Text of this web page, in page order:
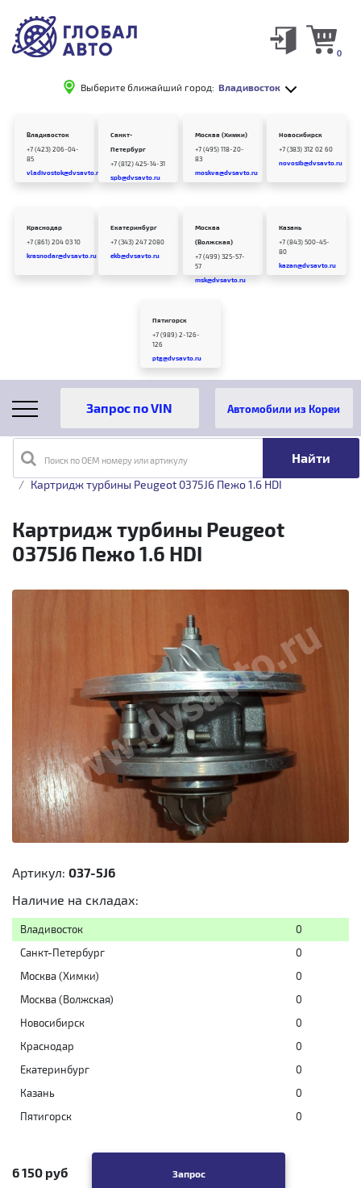
Выберите ближайший город: Владивосток
0
Владивосток
+7 (423) 206-04-
85
vladivostok@dvsavto.ru
Санкт-
Петербург
+7 (812) 425-14-31
spb@dvsavto.ru
Москва (Химки)
+7 (495) 118-20-
83
moskva@dvsavto.ru
Новосибирск
+7 (383) 312 02 60
novosib@dvsavto.ru
Краснодар
+7 (861) 204 03 10
krasnodar@dvsavto.ru
Екатеринбург
+7 (343) 247 2080
ekb@dvsavto.ru
Москва
(Волжская)
+7 (499) 325-57-
57
msk@dvsavto.ru
Казань
+7 (843) 500-45-
80
kazan@dvsavto.ru
Пятигорск
+7 (989) 2-126-
126
ptg@dvsavto.ru
Поиск по OEM номеру или артикулу
Автомобили из Кореи
Главная
Каталог товаров
Картридж турбины Peugeot 0375J6 Пежо 1.6 HDI
Картридж турбины Peugeot
0375J6 Пежо 1.6 HDI
Артикул: 037-5J6
Наличие на складах:
Владивосток
0
Санкт-Петербург
0
Москва (Химки)
0
Москва (Волжская)
0
Новосибирск
0
Краснодар
0
Екатеринбург
0
Казань
0
Пятигорск
0
6 150 руб Запрос